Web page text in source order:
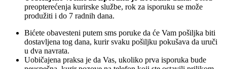
preopterećenja kurirske službe, rok za isporuku se može
produžiti i do 7 radnih dana.
Bićete obavesteni putem sms poruke da će Vam pošiljka biti
dostavljena tog dana, kurir svaku pošiljku pokušava da uruči
u dva navrata.
Uobičajena praksa je da Vas, ukoliko prva isporuka bude